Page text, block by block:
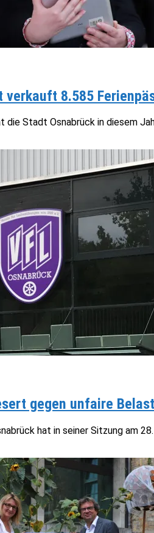
8.585
die Stadt Osnabrück in diesem
gegen unfaire
hat in seiner Sitzung am